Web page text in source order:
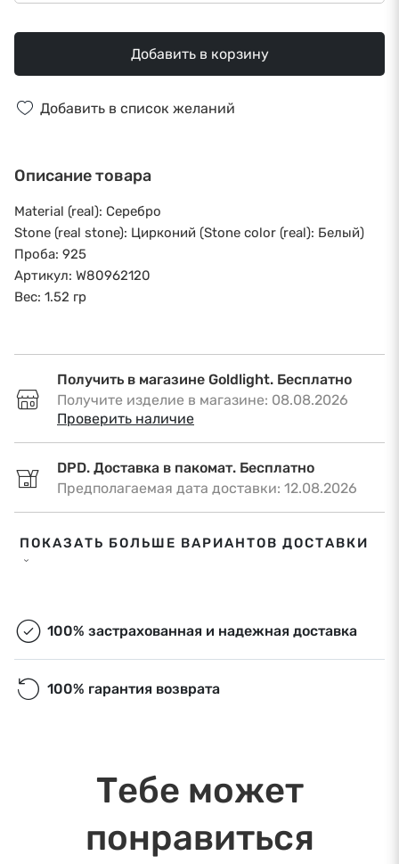
Добавить в корзину
Добавить в список желаний
Описание товара
Material (real): Серебро
Stone (real stone): Цирконий (Stone color (real): Белый)
Проба: 925
Артикул: W80962120
Вес: 1.52 гр
Получить в магазине Goldlight. Бесплатно
Получите изделие в магазине: 08.08.2026
•
Проверить наличие
DPD. Доставка в пакомат. Бесплатно
Предполагаемая дата доставки: 12.08.2026
DPD. Доставка по адресу. €6,50
Предполагаемая дата доставки: 12.08.2026
Экспресс-доставка в Риге и Рижском районе
ПОКАЗАТЬ БОЛЬШЕ ВАРИАНТОВ ДОСТАВКИ
100% застрахованная и надежная доставка
100% гарантия возврата
Тебе может
понравиться